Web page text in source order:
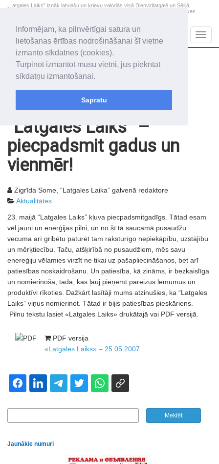
Informējam, ka pilnvērtīgai satura un
lietošanas ērtības nodrošināšanai šī vietne
izmanto sīkdatnes (cookies).
Turpinot izmantot mūsu vietni, jūs piekrītat
sīkdatņu izmantošanai.
Sapratu
„Latgales Laiks” iznāk latviešu un krievu valodās visā Dienvidlatgalē un Sēlijā,
„Latgales Laiks” latviešu valodā aptver Daugavpils valstspilsētu, Augšdaugavas
2026. gada 8. augusts
Sestdiena
Mudīte, Vladislava, Vladislavs
+17.4
“Latgales Laiks” –
piecpadsmit gadus un
vienmēr!
Zigrīda Some, “Latgales Laika” galvenā redaktore
Aktualitātes
23. maijā “Latgales Laiks” kļuva piecpadsmitgadīgs. Tātad esam
vēl jauni un enerģijas pilni, un no šī tā saucamā pusaudžu
vecuma arī gribētu paturēt tam raksturīgo nepiekāpību, uzstājību
un mērķtiecību. Taču, atšķirībā no pusaudžiem, mēs savu
enereģiju vēlamies virzīt ne tikai uz pašapliecināšanos, bet arī
patiesības noskaidrošanu. Un patiesība, kā zināms, ir bezkaislīga
un nomierinoša, tāda, kas ļauj pieņemt pareizus lēmumus un
produktīvi rīkoties. Dažkārt lasītāji mums atzinušies, ka “Latgales
Laiks” viņus nomierinot. Tātad ir bijis patiesības pieskāriens.
Pilnu tekstu lasiet «Latgales Laiks» drukātajā vai PDF versijā.
PDF versija
«Latgales Laiks» – 25.05.2007
Jaunākie numuri